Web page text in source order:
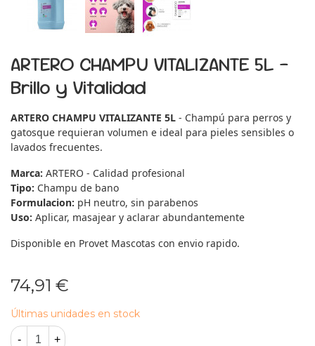
ARTERO CHAMPU VITALIZANTE 5L -
Brillo y Vitalidad
ARTERO CHAMPU VITALIZANTE 5L - Champú para perros y
gatosque requieran volumen e ideal para pieles sensibles o
lavados frecuentes.
Marca: ARTERO - Calidad profesional
Tipo: Champu de bano
Formulacion: pH neutro, sin parabenos
Uso: Aplicar, masajear y aclarar abundantemente
Disponible en Provet Mascotas con envio rapido.
74,91 €
Últimas unidades en stock
- +